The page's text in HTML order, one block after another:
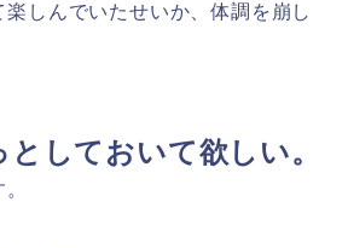
しんでいたせいか、体調を崩し
しておいて欲しい。